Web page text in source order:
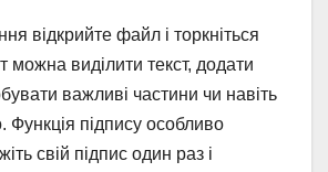
відкрийте файл і торкніться
можна виділити текст, додати
важливі частини чи навіть
Функція підпису особливо
свій підпис один раз і